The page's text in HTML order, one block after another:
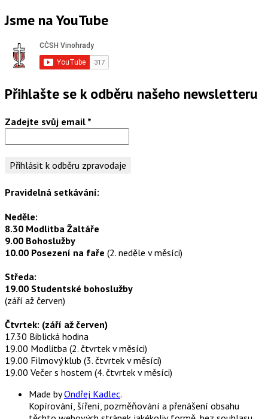
Jsme na YouTube
Přihlašte se k odběru našeho newsletteru
Zadejte svůj email *
Pravidelná setkávání:
Neděle:
8.30 Modlitba Žaltáře
9.00 Bohoslužby
10.00 Posezení na faře (2. neděle v měsíci)
Středa:
19.00 Studentské bohoslužby
(září až červen)
Čtvrtek: (září až červen)
17.30 Biblická hodina
19.00 Modlitba (2. čtvrtek v měsíci)
19.00 Filmový klub (3. čtvrtek v měsíci)
19.00 Večer s hostem (4. čtvrtek v měsíci)
Made byOndřej Kadlec.
Kopírování, šíření, pozměňování a přenášení obsahu